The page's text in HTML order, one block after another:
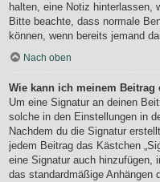
halten, eine Notiz hinterlassen,
Bitte beachte, dass normale
können, wenn bereits jemand
Nach oben
Wie kann ich meinem Beitrag
Um eine Signatur an deinen
solche in den Einstellungen in
Nachdem du die Signatur
jedem Beitrag das Kästchen
eine Signatur auch hinzufügen,
das standardmäßige Anhängen